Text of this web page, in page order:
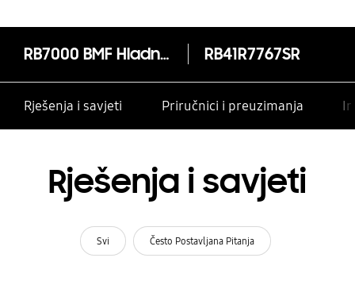
RB7000 BMF Hladnjak s Twin Cooling Plus™ tehnologijom, 406 ℓ RB41R7767SR
Rješenja i savjeti Priručnici i preuzimanja
Rješenja i savjeti
Svi Često Postavljana Pitanja